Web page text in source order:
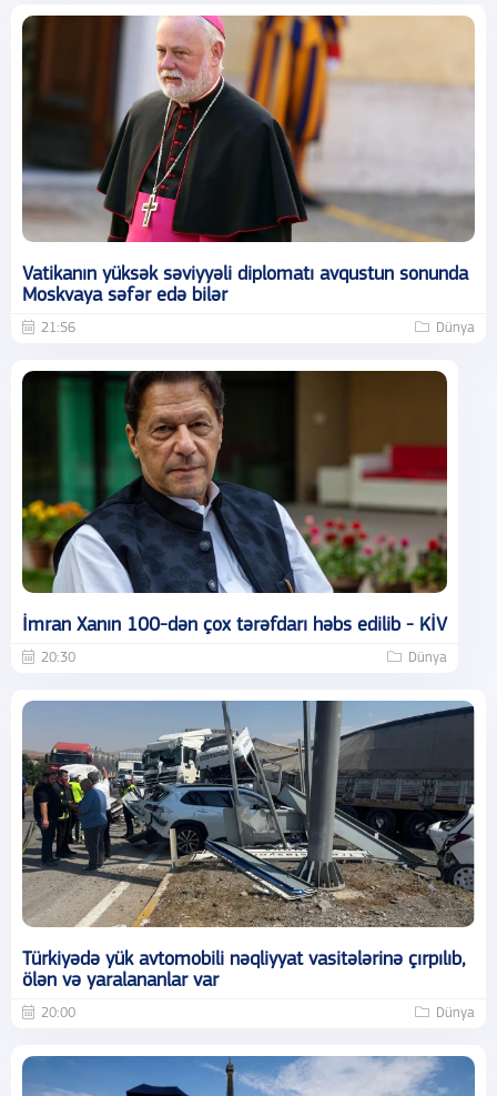
Vatikanın yüksək səviyyəli diplomatı avqustun sonunda
Moskvaya səfər edə bilər
21:56 Dünya
İmran Xanın 100-dən çox tərəfdarı həbs edilib - KİV
20:30 Dünya
Türkiyədə yük avtomobili nəqliyyat vasitələrinə çırpılıb,
ölən və yaralananlar var
20:00 Dünya